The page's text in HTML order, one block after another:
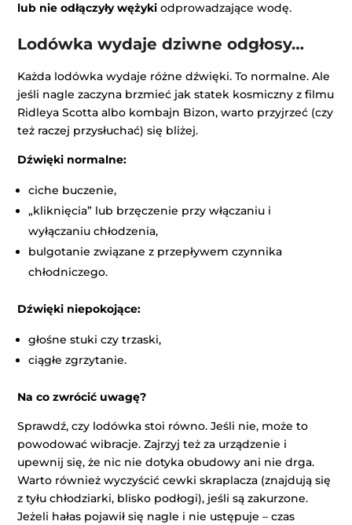
lub nie odłączyły wężyki odprowadzające wodę.
Lodówka wydaje dziwne odgłosy…
Każda lodówka wydaje różne dźwięki. To normalne. Ale
jeśli nagle zaczyna brzmieć jak statek kosmiczny z filmu
Ridleya Scotta albo kombajn Bizon, warto przyjrzeć (czy
też raczej przysłuchać) się bliżej.
Dźwięki normalne:
ciche buczenie,
„kliknięcia” lub brzęczenie przy włączaniu i
wyłączaniu chłodzenia,
bulgotanie związane z przepływem czynnika
chłodniczego.
Dźwięki niepokojące:
głośne stuki czy trzaski,
ciągłe zgrzytanie.
Na co zwrócić uwagę?
Sprawdź, czy lodówka stoi równo. Jeśli nie, może to
powodować wibracje. Zajrzyj też za urządzenie i
upewnij się, że nic nie dotyka obudowy ani nie drga.
Warto również wyczyścić cewki skraplacza (znajdują się
z tyłu chłodziarki, blisko podłogi), jeśli są zakurzone.
Jeżeli hałas pojawił się nagle i nie ustępuje – czas